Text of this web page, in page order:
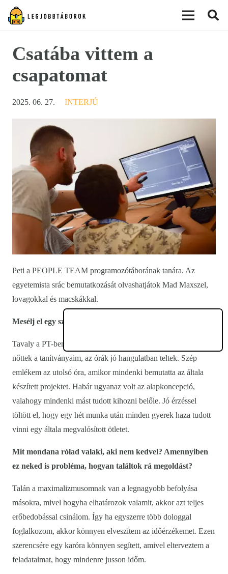
Csatába vittem a
csapatomat
2025. 06. 27. INTERJÚ
Peti a PEOPLE TEAM programozótáborának tanára. Az
egyetemista srác bemutatkozását olvashatjátok Mad Maxszel,
lovagokkal és macskákkal.
Mesélj el egy számodra különleges tábori történetet!
Tavaly a PT-ben
nőttek a tanítványaim, az órák jó hangulatban teltek. Szép
emlékem az utolsó óra, amikor mindenki bemutatta az általa
készített projektet. Habár ugyanaz volt az alapkoncepció,
valahogy mindenki mást tudott kihozni belőle. Jó érzéssel
töltött el, hogy egy hét munka után minden gyerek haza tudott
vinni egy általa megvalósított ötletet.
Mit mondana rólad valaki, aki nem kedvel? Amennyiben
ez neked is probléma, hogyan találtok rá megoldást?
Talán a maximalizmusomnak van a legnagyobb befolyása
másokra, mivel hogyha elhatározok valamit, akkor azt teljes
erőbedobással csinálom. Így ha egyszerre több dologgal
foglalkozom, akkor könnyen elveszítem az időérzékemet. Ezen
szerencsére egy karóra könnyen segített, amivel elterveztem a
feladataimat, hogy mindenre jusson időm.